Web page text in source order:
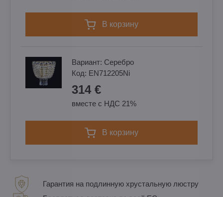
в корзину
Вариант: Cеребро
Код: EN712205Ni
314 €
вместе с НДС 21%
в корзину
Гарантия на подлинную хрустальную люстру